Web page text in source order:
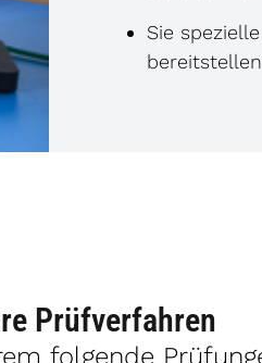
Sie
Prüfverfahren
folgende